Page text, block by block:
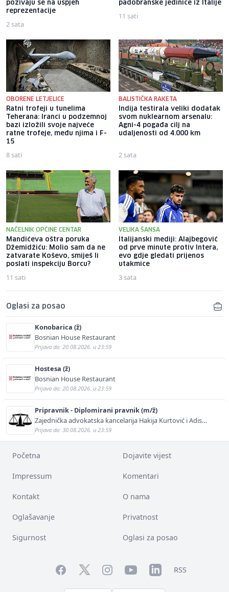
pozivaju se na uspjeh
reprezentacije
2 sata
padobranske jedinice iz Italije
11 sati
OBORENE LETJELICE
Ratni trofeji u tunelima
Teherana: Iranci u podzemnoj
bazi izložili svoje najveće
ratne trofeje, među njima i F-
15
8 sati
BALISTIČKA RAKETA
Indija testirala veliki dodatak
svom nuklearnom arsenalu:
Agni-4 pogađa cilj na
udaljenosti od 4.000 km
2 sata
NAČELNIK OPĆINE CENTAR
Mandićeva oštra poruka
Džemidžiću: Molio sam da ne
zatvarate Koševo, smiješ li
poslati inspekciju Borcu?
11 sati
VELIKA ŠANSA
Italijanski mediji: Alajbegović
od prve minute protiv Intera,
evo gdje gledati prijenos
utakmice
3 sata
Oglasi za posao
Konobarica (ž)
Bosnian House Restaurant
Prijava do: 20.08.2026. u 23:59
Hostesa (ž)
Bosnian House Restaurant
Prijava do: 20.08.2026. u 23:59
Pripravnik - Diplomirani pravnik (m/ž)
Zajednička advokatska kancelarija Hakija Kurtović i Adis
Kurtović
Prijava do: 30.08.2026. u 23:59
Početna Dojavite vijest
Impressum Komentari
Kontakt O nama
Oglašavanje Privatnost
Sigurnost Oglasi za posao
FacebookTwitterInstagramYouTubeLinkedInRSS